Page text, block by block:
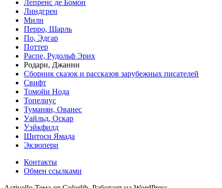
Лепренс де Бомон
Линдгрен
Милн
Перро, Шарль
По, Эдгар
Поттер
Распе, Рудольф Эрих
Родари, Джанни
Сборник сказок и рассказов зарубежных писателей
Свифт
Томойи Нода
Топелиус
Туманян, Ованес
Уайльд, Оскар
Уэйкфилд
Шитоси Ямада
Экзюпери
Контакты
Обмен ссылками